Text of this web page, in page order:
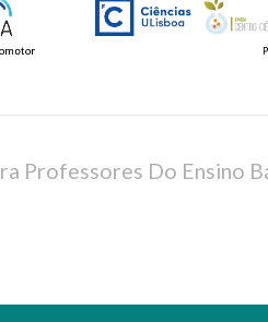
Professores Do Ensino